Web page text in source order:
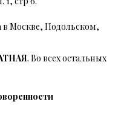
в Москве, Подольском,
. Во всех остальных